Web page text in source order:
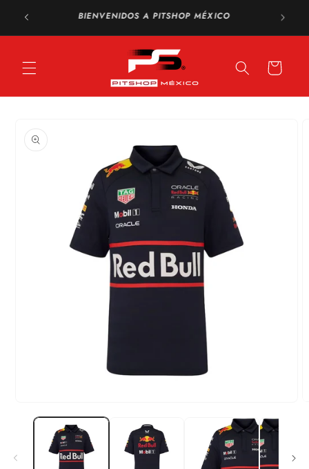
directamente
Envío GRATIS a todo México en compras a partir de
$1,500 MXN
Carrito
información
elemento
una